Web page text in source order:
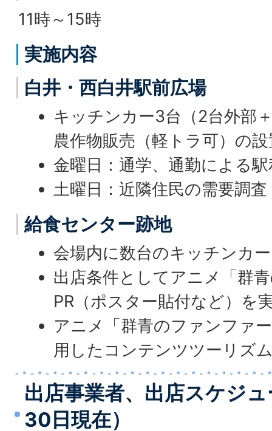
11時～15時
実施内容
白井・西白井駅前広場
キッチンカー3台（2台外部
農作物販売（軽トラ可）の
金曜日：通学、通勤による
土曜日：近隣住民の需要調査
給食センター跡地
会場内に数台のキッチンカ
出店条件としてアニメ「群
PR（ポスター貼付など）を
アニメ「群青のファンファ
用したコンテンツツーリズ
出店事業者、出店スケジ
30日現在）